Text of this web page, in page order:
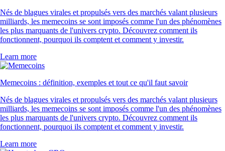
Nés de blagues virales et propulsés vers des marchés valant plusieurs
milliards, les memecoins se sont imposés comme l'un des phénomènes
les plus marquants de l'univers crypto. Découvrez comment ils
fonctionnent, pourquoi ils comptent et comment y investir.
Learn more
Memecoins : définition, exemples et tout ce qu'il faut savoir
Nés de blagues virales et propulsés vers des marchés valant plusieurs
milliards, les memecoins se sont imposés comme l'un des phénomènes
les plus marquants de l'univers crypto. Découvrez comment ils
fonctionnent, pourquoi ils comptent et comment y investir.
Learn more